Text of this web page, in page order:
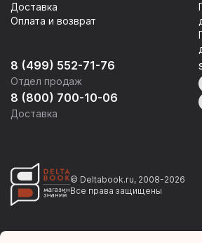
8 (499) 552-71-76
Отдел продаж
8 (800) 700-10-06
Доставка
Доставка
Оплата и возврат
© Deltabook.ru, 2008-2026
Все права защищены